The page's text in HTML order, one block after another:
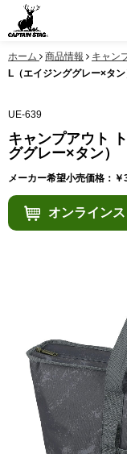
ホーム 商品情報 キャン
L（エイジンググレー×タン
UE-639
キャンプアウト
ググレー×タン）
メーカー希望小売価格：
オンライン